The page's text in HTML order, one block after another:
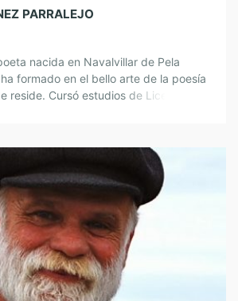
PARRALEJO
nacida en Navalvillar de Pela
formado en el bello arte de la poesía
reside. Cursó estudios de Licenciatura